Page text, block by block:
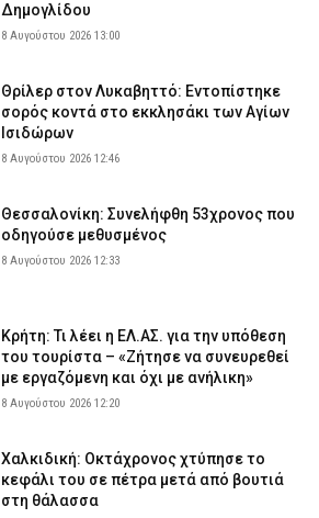
Δημογλίδου
8 Αυγούστου 2026 13:00
Θρίλερ στον Λυκαβηττό: Εντοπίστηκε
σορός κοντά στο εκκλησάκι των Αγίων
Ισιδώρων
8 Αυγούστου 2026 12:46
Θεσσαλονίκη: Συνελήφθη 53χρονος που
οδηγούσε μεθυσμένος
8 Αυγούστου 2026 12:33
Κρήτη: Τι λέει η ΕΛ.ΑΣ. για την υπόθεση
του τουρίστα – «Ζήτησε να συνευρεθεί
με εργαζόμενη και όχι με ανήλικη»
8 Αυγούστου 2026 12:20
Χαλκιδική: Οκτάχρονος χτύπησε το
κεφάλι του σε πέτρα μετά από βουτιά
στη θάλασσα